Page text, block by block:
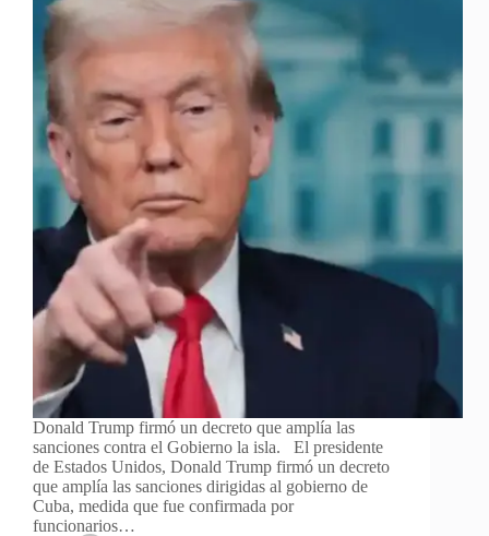
Donald Trump firmó un decreto que amplía las
sanciones contra el Gobierno la isla. El presidente
de Estados Unidos, Donald Trump firmó un decreto
que amplía las sanciones dirigidas al gobierno de
Cuba, medida que fue confirmada por
funcionarios…